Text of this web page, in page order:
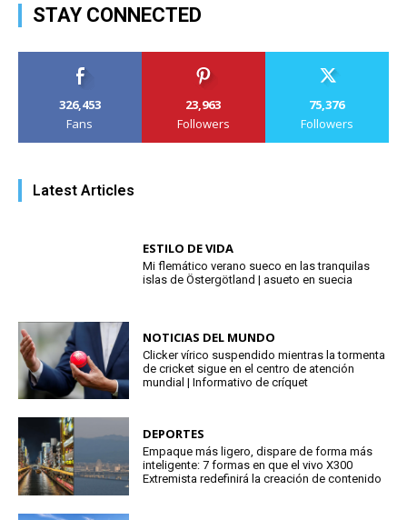
STAY CONNECTED
326,453
Fans
23,963
Followers
75,376
Followers
Latest Articles
ESTILO DE VIDA
Mi flemático verano sueco en las tranquilas
islas de Östergötland | asueto en suecia
NOTICIAS DEL MUNDO
Clicker vírico suspendido mientras la tormenta
de cricket sigue en el centro de atención
mundial | Informativo de críquet
DEPORTES
Empaque más ligero, dispare de forma más
inteligente: 7 formas en que el vivo X300
Extremista redefinirá la creación de contenido